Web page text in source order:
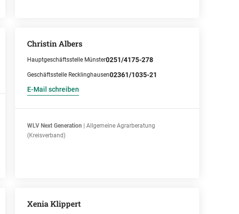
Christin Albers
Hauptgeschäftsstelle Münster0251/4175-278
Geschäftsstelle Recklinghausen02361/1035-21
E-Mail schreiben
WLV Next Generation | Allgemeine Agrarberatung
(Kreisverband)
Xenia Klippert